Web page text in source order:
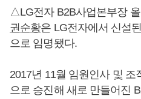
△LG전자 B2B사업본부장
권순황은 LG전자에서 신설
으로 임명됐다.
2017년 11월 임원인사 및 조
으로 승진해 새로 만들어진